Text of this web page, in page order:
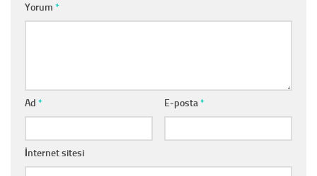
Yorum *
Ad * E-posta*
İnternet sitesi